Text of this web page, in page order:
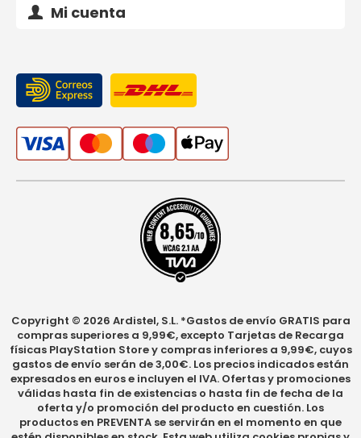
Mi cuenta
Copyright © 2026 Ardistel, S.L. *Gastos de envío GRATIS para
compras superiores a 9,99€, excepto Tarjetas de Recarga
físicas PlayStation Store y compras inferiores a 9,99€, cuyos
gastos de envío serán de 3,00€. Los precios indicados están
expresados en euros e incluyen el IVA. Ofertas y promociones
válidas hasta fin de existencias o hasta fin de fecha de la
oferta y/o promoción del producto en cuestión. Los
productos en PREVENTA se servirán en el momento en que